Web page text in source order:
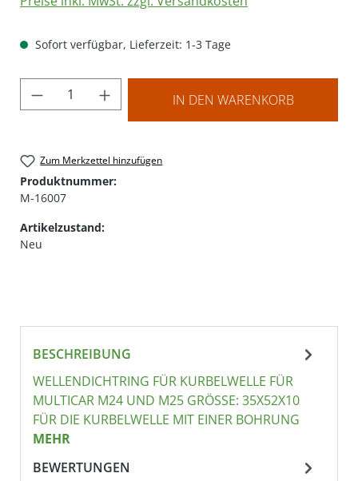
Sofort verfügbar, Lieferzeit: 1-3 Tage
Produkt Anzahl: Gib den gewünschten
IN DEN WARENKORB
Zum Merkzettel hinzufügen
Produktnummer:
M-16007
Artikelzustand:
Neu
BESCHREIBUNG
WELLENDICHTRING FÜR KURBELWELLE FÜR
MULTICAR M24 UND M25 GRÖSSE: 35X52X10 F
ÜR DIE KURBELWELLE MIT EINER BOHRUNG
MEHR
BEWERTUNGEN